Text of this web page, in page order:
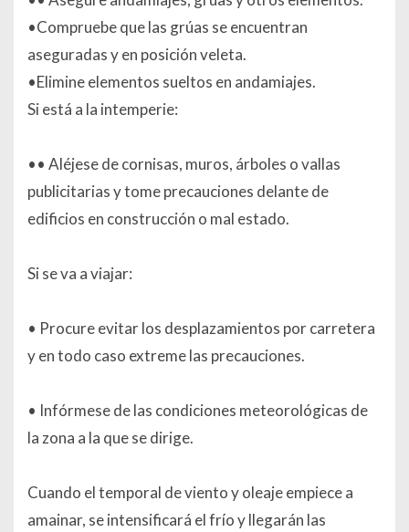
•Compruebe que las grúas se encuentran
aseguradas y en posición veleta.
•Elimine elementos sueltos en andamiajes.
Si está a la intemperie:
•• Aléjese de cornisas, muros, árboles o vallas
publicitarias y tome precauciones delante de
edificios en construcción o mal estado.
Si se va a viajar:
• Procure evitar los desplazamientos por carretera
y en todo caso extreme las precauciones.
• Infórmese de las condiciones meteorológicas de
la zona a la que se dirige.
Cuando el temporal de viento y oleaje empiece a
amainar, se intensificará el frío y llegarán las